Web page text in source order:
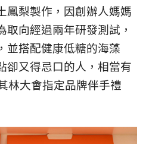
鳳梨製作，因創辦人媽媽
取向經過兩年研發測試，
並搭配健康低糖的海藻
卻又得忌口的人，相當有
林大會指定品牌伴手禮